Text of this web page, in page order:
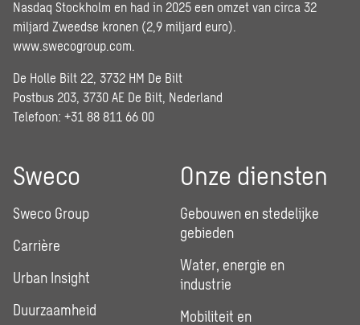
Nasdaq Stockholm en had in 2025 een omzet van circa 32
miljard Zweedse kronen (2,9 miljard euro).
www.swecogroup.com
De Holle Bilt 22, 3732 HM De Bilt
Postbus 203, 3730 AE De Bilt, Nederland
Telefoon: +31 88 811 66 00
Sweco
Sweco Group
Carrière
Urban Insight
Duurzaamheid
Onze diensten
Gebouwen en stedelijke
gebieden
Water, energie en
industrie
Mobiliteit en